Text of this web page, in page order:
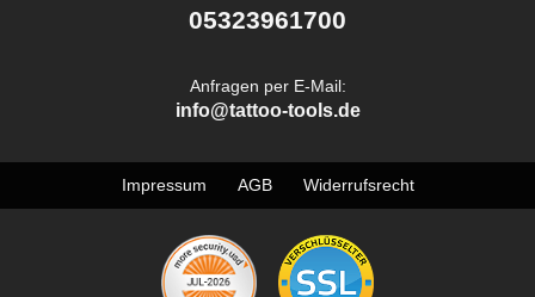
05323961700
Anfragen per E-Mail:
info@tattoo-tools.de
Impressum AGB Widerrufsrecht